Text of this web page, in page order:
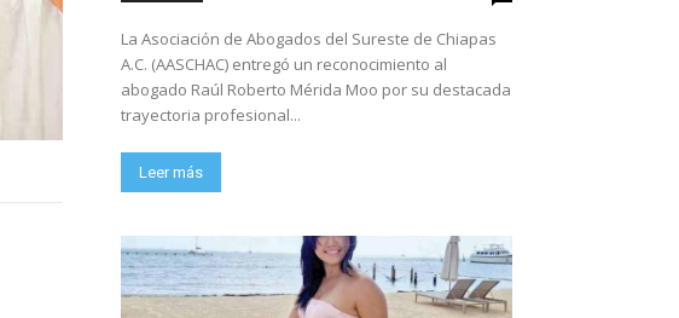
La Asociación de Abogados del Sureste de Chiapas
A.C. (AASCHAC) entregó un reconocimiento al
abogado Raúl Roberto Mérida Moo por su destacada
trayectoria profesional...
Leer más